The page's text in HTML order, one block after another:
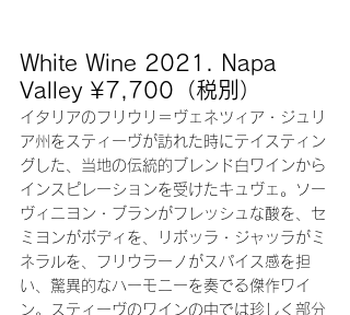
White Wine 2021. Napa
Valley ¥7,700（税別）
イタリアのフリウリ＝ヴェネツィア・ジュリ
ア州をスティーヴが訪れた時にテイスティン
グした、当地の伝統的ブレンド白ワインから
インスピレーションを受けたキュヴェ。ソー
ヴィニヨン・ブランがフレッシュな酸を、セ
ミヨンがボディを、リボッラ・ジャッラがミ
ネラルを、フリウラーノがスパイス感を担
い、驚異的なハーモニーを奏でる傑作ワイ
ン。スティーヴのワインの中では珍しく部分